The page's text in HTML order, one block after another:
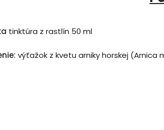
tinktúra z rastlín 50 ml
výťažok z kvetu arniky horskej (Arnica